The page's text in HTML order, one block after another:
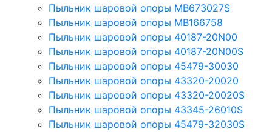
Пыльник шаровой опоры MB673027S
Пыльник шаровой опоры MB166758
Пыльник шаровой опоры 40187-20N00
Пыльник шаровой опоры 40187-20N00S
Пыльник шаровой опоры 45479-30030
Пыльник шаровой опоры 43320-20020
Пыльник шаровой опоры 43320-20020S
Пыльник шаровой опоры 43345-26010S
Пыльник шаровой опоры 45479-32030S